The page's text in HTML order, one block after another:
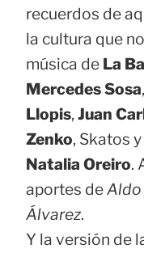
recuerdos de
la cultura que
música de La
Mercedes Sosa,
Llopis, Juan
Zenko, Skatos y
Natalia Oreiro.
aportes deAldo
Álvarez.
Y la versión de